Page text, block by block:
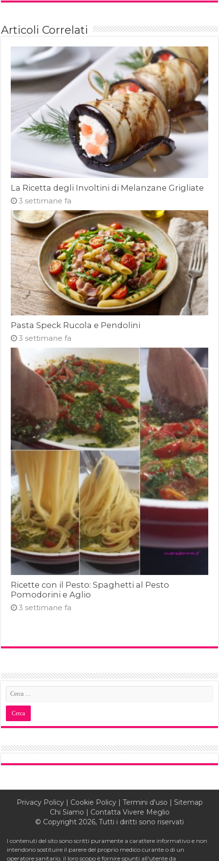
Articoli Correlati
La Ricetta degli Involtini di Melanzane Grigliate
3 settimane fa
Pasta Speck Rucola e Pendolini
3 settimane fa
Ricette con il Pesto: Spaghetti al Pesto
Pomodorini e Aglio
3 settimane fa
Privacy Policy| Cookie Policy| Termini d'uso | Sitemap
Chi Siamo | Contatta Vivere Meglio
© Copyright 2026, Tutti i diritti sono riservati
I contenuti del sito sono scritti puramente a carattere informativo e non
intendono sostituire il parere del proprio medico curante o di un
operatore sanitario, il loro scopo è fornire spunti all'utente da